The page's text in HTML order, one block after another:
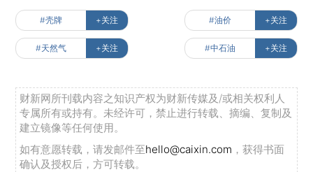
#壳牌 +关注 #油价 +关注
#天然气 +关注 #中石油 +关注
财新网所刊载内容之知识产权为财新传媒及/或相关权利人
专属所有或持有。未经许可，禁止进行转载、摘编、复制及
建立镜像等任何使用。
如有意愿转载，请发邮件至hello@caixin.com ，获得书面
确认及授权后，方可转载。